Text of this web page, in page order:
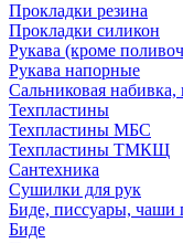
Прокладки резина
Прокладки силикон
Рукава (кроме
Рукава напорные
Сальниковая набивка,
Техпластины
Техпластины МБС
Техпластины ТМКЩ
Сантехника
Сушилки для рук
Биде, писсуары, чаши
Биде